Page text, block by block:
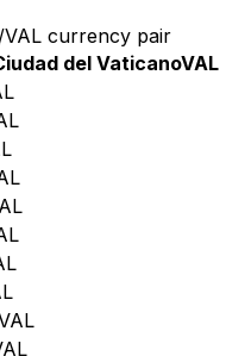
currency pair
del VaticanoVAL